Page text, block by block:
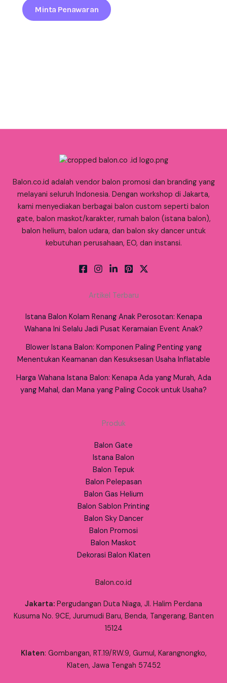
Minta Penawaran
Balon.co.id adalah vendor balon promosi dan branding yang
melayani seluruh Indonesia. Dengan workshop di Jakarta,
kami menyediakan berbagai balon custom seperti balon
gate, balon maskot/karakter, rumah balon (istana balon),
balon helium, balon udara, dan balon sky dancer untuk
kebutuhan perusahaan, EO, dan instansi.
Artikel Terbaru
Istana Balon Kolam Renang Anak Perosotan: Kenapa
Wahana Ini Selalu Jadi Pusat Keramaian Event Anak?
Blower Istana Balon: Komponen Paling Penting yang
Menentukan Keamanan dan Kesuksesan Usaha Inflatable
Harga Wahana Istana Balon: Kenapa Ada yang Murah, Ada
yang Mahal, dan Mana yang Paling Cocok untuk Usaha?
Produk
Balon Gate
Istana Balon
Balon Tepuk
Balon Pelepasan
Balon Gas Helium
Balon Sablon Printing
Balon Sky Dancer
Balon Promosi
Balon Maskot
Dekorasi Balon Klaten
Balon.co.id
Jakarta: Pergudangan Duta Niaga, Jl. Halim Perdana
Kusuma No. 9CE, Jurumudi Baru, Benda, Tangerang, Banten
15124
Klaten: Gombangan, RT.19/RW.9, Gumul, Karangnongko,
Klaten, Jawa Tengah 57452